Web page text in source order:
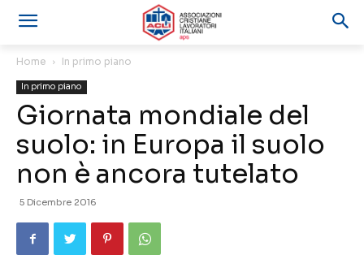
Home In primo piano
In primo piano
Giornata mondiale del
suolo: in Europa il suolo
non è ancora tutelato
5 Dicembre 2016